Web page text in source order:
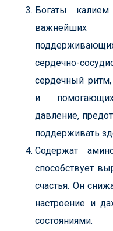
Богаты
сердечно-
сердечный
и
давление,
поддерживать
Содержат
способствует
счастья. Он
настроение и
состояниями.